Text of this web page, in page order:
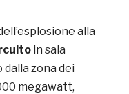
alla
in sala
zona dei
megawatt,